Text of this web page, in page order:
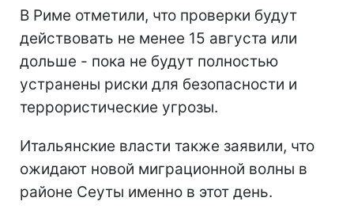
В Риме отметили, что проверки будут
действовать не менее 15 августа или
дольше - пока не будут полностью
устранены риски для безопасности и
террористические угрозы.
Итальянские власти также заявили, что
ожидают новой миграционной волны в
районе Сеуты именно в этот день.